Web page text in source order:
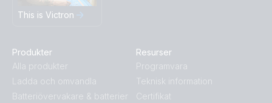
This is Victron
Produkter
Alla produkter
Ladda och omvandla
Batteriövervakare & batterier
Resurser
Programvara
Teknisk information
Certifikat